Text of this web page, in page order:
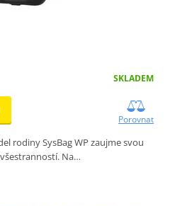
SKLADEM
Porovnat
rodiny SysBag WP zaujme svou
Na…